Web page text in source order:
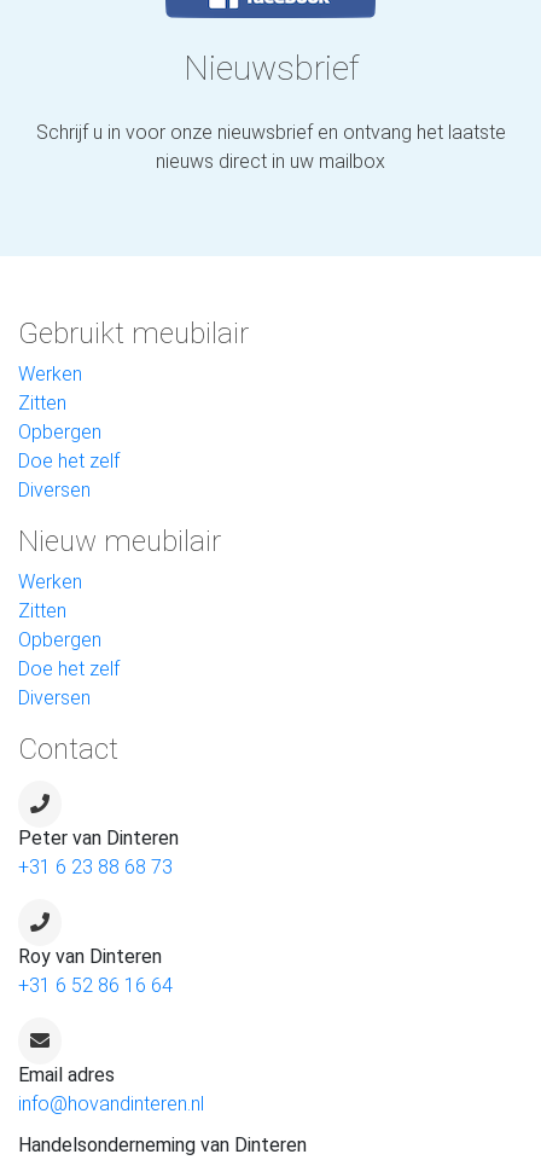
Nieuwsbrief
Schrijf u in voor onze nieuwsbrief en ontvang het laatste
nieuws direct in uw mailbox
Gebruikt meubilair
Werken
Zitten
Opbergen
Doe het zelf
Diversen
Nieuw meubilair
Werken
Zitten
Opbergen
Doe het zelf
Diversen
Contact
Peter van Dinteren
+31 6 23 88 68 73
Roy van Dinteren
+31 6 52 86 16 64
Email adres
info@hovandinteren.nl
Handelsonderneming van Dinteren